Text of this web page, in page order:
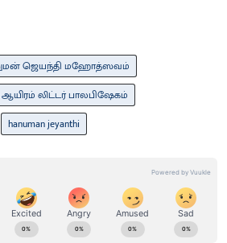
ஜெயந்தி மஹோத்ஸவம்
ஆயிரம் லிட்டர் பாலபிஷேகம்
hanuman jeyanthi